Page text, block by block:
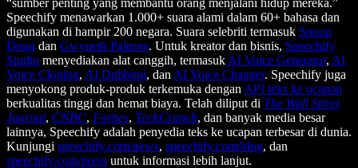
Speechify menawarkan 1.000+ suara alami dalam 60+ bahasa dan
digunakan di hampir 200 negara. Suara selebriti termasuk Snoop
Dogg dan Gwyneth Paltrow. Untuk kreator dan bisnis, Speechify
Studio menyediakan alat canggih, termasuk AI Voice Generator, AI
Voice Cloning, AI Dubbing, dan AI Voice Changer. Speechify juga
menyokong produk-produk terkemuka dengan API teks ke ucapan
berkualitas tinggi dan hemat biaya. Telah diliput di The Wall Street
Journal, CNBC, Forbes, TechCrunch, dan banyak media besar
lainnya, Speechify adalah penyedia teks ke ucapan terbesar di dunia.
Kunjungi speechify.com/news, speechify.com/blog, dan
speechify.com/press untuk informasi lebih lanjut.